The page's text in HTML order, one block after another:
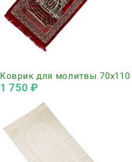
Коврик для молитвы 70х110
1 750 ₽